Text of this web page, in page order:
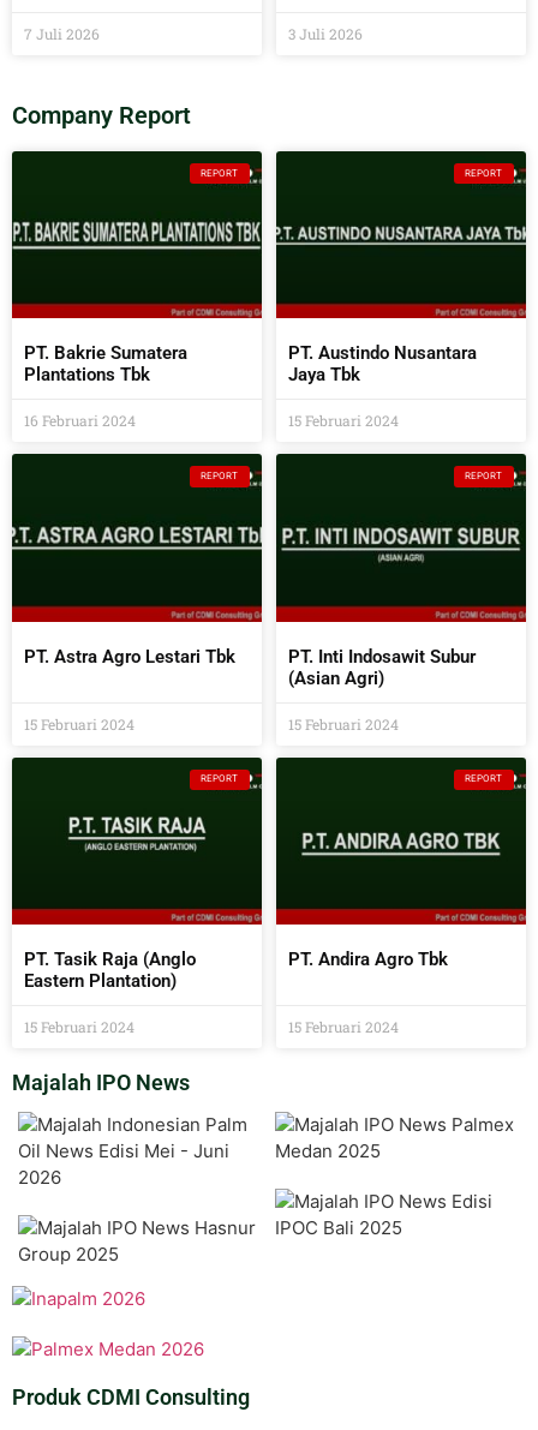
7 Juli 2026 3 Juli 2026
Company Report
REPORT
PT. Bakrie Sumatera
Plantations Tbk
16 Februari 2024
REPORT
PT. Austindo Nusantara
Jaya Tbk
15 Februari 2024
REPORT
PT. Astra Agro Lestari Tbk
15 Februari 2024
REPORT
PT. Inti Indosawit Subur
(Asian Agri)
15 Februari 2024
REPORT
PT. Tasik Raja (Anglo
Eastern Plantation)
15 Februari 2024
REPORT
PT. Andira Agro Tbk
15 Februari 2024
Majalah IPO News
Produk CDMI Consulting